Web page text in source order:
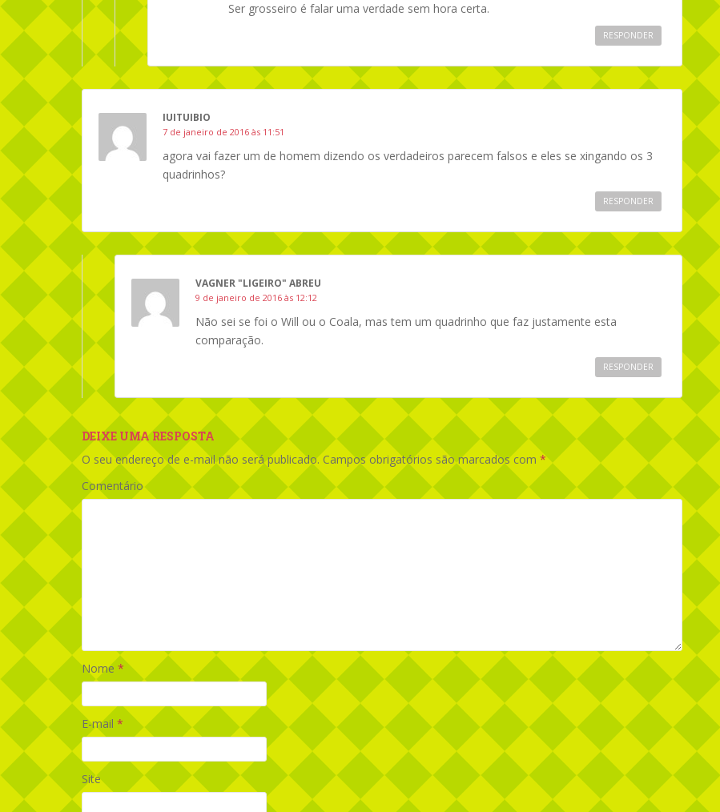
Ser grosseiro é falar uma verdade sem hora certa.
RESPONDER
IUITUIBIO
7 de janeiro de 2016 às 11:51
agora vai fazer um de homem dizendo os verdadeiros parecem falsos e eles se xingando os 3
quadrinhos?
RESPONDER
VAGNER "LIGEIRO" ABREU
9 de janeiro de 2016 às 12:12
Não sei se foi o Will ou o Coala, mas tem um quadrinho que faz justamente esta
comparação.
RESPONDER
DEIXE UMA RESPOSTA
O seu endereço de e-mail não será publicado.Campos obrigatórios são marcados com *
Comentário
Nome *
E-mail *
Site